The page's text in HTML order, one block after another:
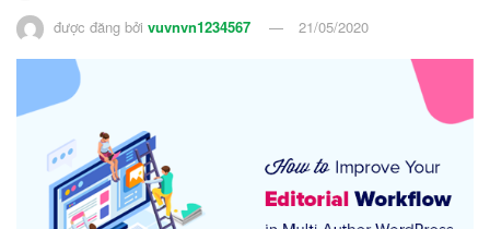
được đăng bởi vuvnvn1234567 21/05/2020